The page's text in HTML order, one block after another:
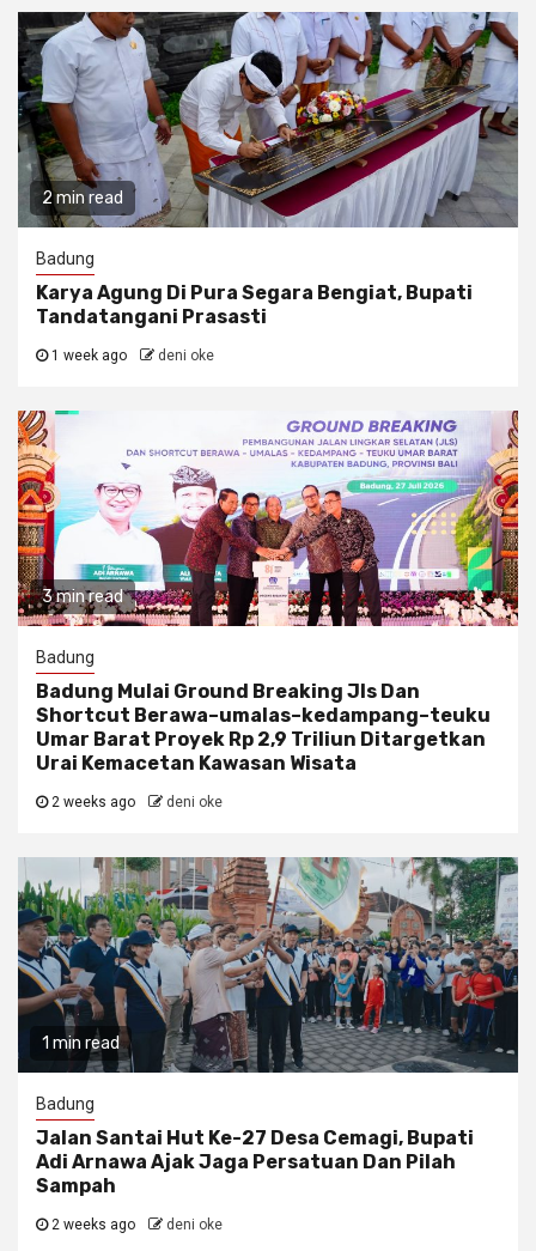
2 min read
Badung
Karya Agung Di Pura Segara Bengiat, Bupati
Tandatangani Prasasti
1 week ago deni oke
3 min read
Badung
Badung Mulai Ground Breaking Jls Dan
Shortcut Berawa–umalas–kedampang–teuku
Umar Barat Proyek Rp 2,9 Triliun Ditargetkan
Urai Kemacetan Kawasan Wisata
2 weeks ago deni oke
1 min read
Badung
Jalan Santai Hut Ke-27 Desa Cemagi, Bupati
Adi Arnawa Ajak Jaga Persatuan Dan Pilah
Sampah
2 weeks ago deni oke